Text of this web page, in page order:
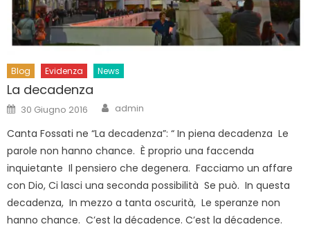
Blog Evidenza News
La decadenza
Posted
on
30 Giugno 2016 Author
admin
Canta Fossati ne “La decadenza”: “ In piena decadenza Le
parole non hanno chance. È proprio una faccenda
inquietante Il pensiero che degenera. Facciamo un affare
con Dio, Ci lasci una seconda possibilità Se può. In questa
decadenza, In mezzo a tanta oscurità, Le speranze non
hanno chance. C’est la décadence. C’est la décadence.